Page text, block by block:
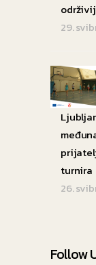
29.
turnira
26.
Follow